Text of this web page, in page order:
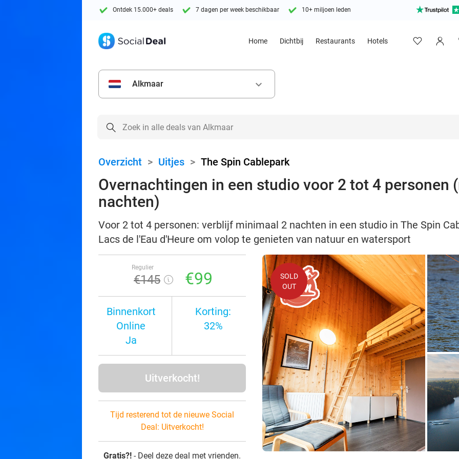
Ontdek 15.000+ deals 7 dagen per week beschikbaar 10+ miljoen leden
Home Dichtbij Restaurants Hotels
Alkmaar keyboard_arrow_down
Overzicht > Uitjes > The Spin Cablepark
Overnachtingen in een studio voor 2 tot 4 personen
nachten)
Voor 2 tot 4 personen: verblijf minimaal 2 nachten in een studio in The Spin
Lacs de l'Eau d'Heure om volop te genieten van natuur en watersport
Regulier
€145 €99
Binnenkort
Online
Ja
Korting:
32%
Uitverkocht!
Tijd resterend tot de nieuwe Social
Deal: Uitverkocht!
Gratis?! - Deel deze deal met vrienden.
SOLD
OUT